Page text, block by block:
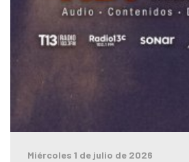
Miércoles 1 de julio de 2026